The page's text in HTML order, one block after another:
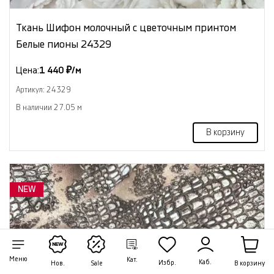
Меню
Нов. Sale
Кат. Избр. Каб. В корзину
Ткань Шифон молочный с цветочным принтом
Белые пионы 24329
Цена:1 440 ₽/м
Артикул: 24329
В наличии 27.05 м
В корзину
NEW